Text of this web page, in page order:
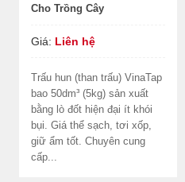
Cho Trồng Cây
Giá: Liên hệ
Trấu hun (than trấu) VinaTap
bao 50dm³ (5kg) sản xuất
bằng lò đốt hiện đại ít khói
bụi. Giá thể sạch, tơi xốp,
giữ ẩm tốt. Chuyên cung
cấp...